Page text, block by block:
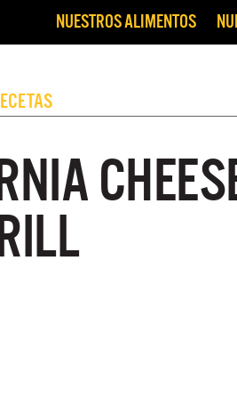
NUESTROS ALIMENTOS